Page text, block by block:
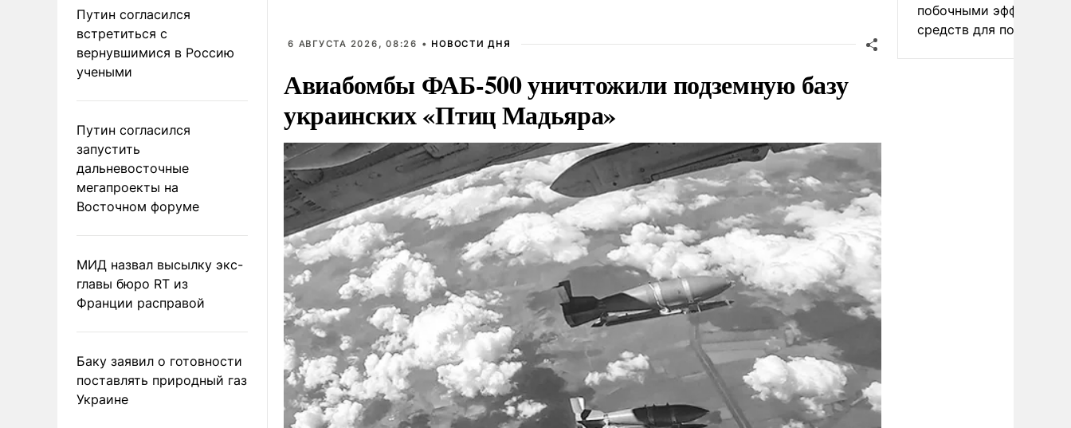
Путин согласился
встретиться с
вернувшимися в Россию
учеными
Путин согласился
запустить
дальневосточные
мегапроекты на
Восточном форуме
МИД назвал высылку экс-
главы бюро RT из
Франции расправой
Баку заявил о готовности
поставлять природный газ
Украине
6 АВГУСТА 2026, 08:26 • НОВОСТИ ДНЯ
Авиабомбы ФАБ-500 уничтожили подземную базу
украинских «Птиц Мадьяра»
побочными эффектами
средств для похудения